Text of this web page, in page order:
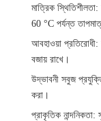
মাত্রিক স্থিতিশীলতা:
60 °C পর্যন্ত
আবহাওয়া প্রতিরোধী:
বজায় রাখে।
উদ্ভাবনী সবুজ
করা।
প্রাকৃতিক নান্দনিকতা: